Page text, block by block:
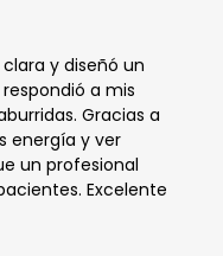
y diseñó un
a mis
Gracias a
energía y ver
un profesional
Excelente